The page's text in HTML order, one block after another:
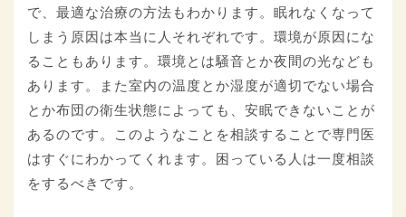
で、最適な治療の方法もわかります。眠れなくなって
しまう原因は本当に人それぞれです。環境が原因にな
ることもあります。環境とは騒音とか夜間の光なども
あります。また室内の温度とか湿度が適切でない場合
とか布団の衛生状態によっても、安眠できないことが
あるのです。このようなことを相談することで専門医
はすぐにわかってくれます。困っている人は一度相談
をするべきです。